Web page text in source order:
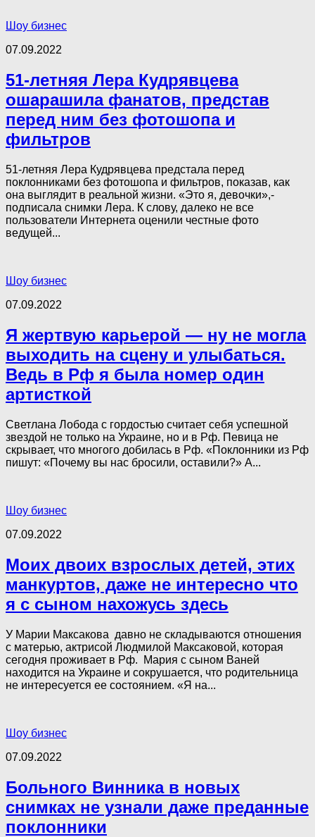
Шоу бизнес
07.09.2022
51-летняя Лера Кудрявцева
ошарашила фанатов, представ
перед ним без фотошопа и
фильтров
51-летняя Лера Кудрявцева предстала перед
поклонниками без фотошопа и фильтров, показав, как
она выглядит в реальной жизни. «Это я, девочки»,-
подписала снимки Лера. К слову, далеко не все
пользователи Интернета оценили честные фото
ведущей...
Шоу бизнес
07.09.2022
Я жертвую карьерой — ну не могла
выходить на сцену и улыбаться.
Ведь в Рф я была номер один
артисткой
Светлана Лобода с гордостью считает себя успешной
звездой не только на Украине, но и в Рф. Певица не
скрывает, что многого добилась в Рф. «Поклонники из Рф
пишут: «Почему вы нас бросили, оставили?» А...
Шоу бизнес
07.09.2022
Моих двоих взрослых детей, этих
манкуртов, даже не интересно что
я с сыном нахожусь здесь
У Марии Максакова давно не складываются отношения
с матерью, актрисой Людмилой Максаковой, которая
сегодня проживает в Рф. Мария с сыном Ваней
находится на Украине и сокрушается, что родительница
не интересуется ее состоянием. «Я на...
Шоу бизнес
07.09.2022
Больного Винника в новых
снимках не узнали даже преданные
поклонники